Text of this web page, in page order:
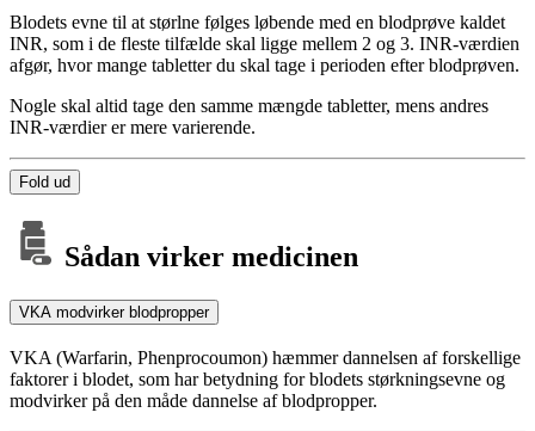
Blodets evne til at størlne følges løbende med en blodprøve kaldet
INR, som i de fleste tilfælde skal ligge mellem 2 og 3. INR-værdien
afgør, hvor mange tabletter du skal tage i perioden efter blodprøven.
Nogle skal altid tage den samme mængde tabletter, mens andres
INR-værdier er mere varierende.
Fold ud
Sådan virker medicinen
VKA modvirker blodpropper
VKA (Warfarin, Phenprocoumon) hæmmer dannelsen af for­skel­lige
faktorer i blodet, som har betydning for blodets størk­nings­evne og
modvirker på den måde dannelse af blodpropper.